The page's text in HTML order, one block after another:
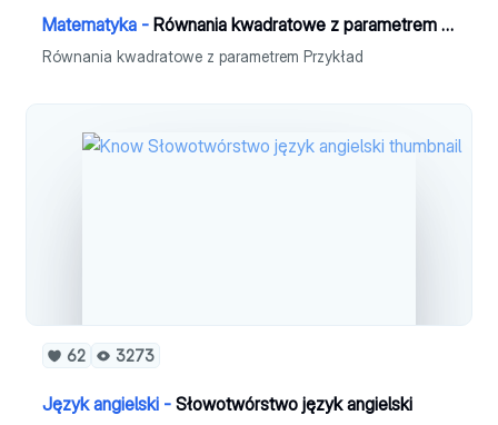
Matematyka - Równania kwadratowe z parametrem Przykład
Równania kwadratowe z parametrem Przykład
62 3273
Język angielski - Słowotwórstwo język angielski